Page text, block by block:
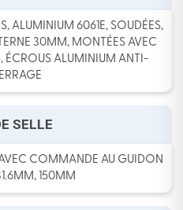
ALUMINIUM 6061E, SOUDÉES,
30MM, MONTÉES AVEC
ÉCROUS ALUMINIUM ANTI-
SELLE
COMMANDE AU GUIDON
150MM